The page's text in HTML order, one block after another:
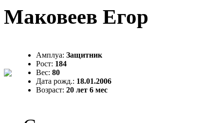
Маковеев Егор
Амплуа: Защитник
Рост: 184
Вес: 80
Дата рожд.: 18.01.2006
Возраст: 20 лет 6 мес